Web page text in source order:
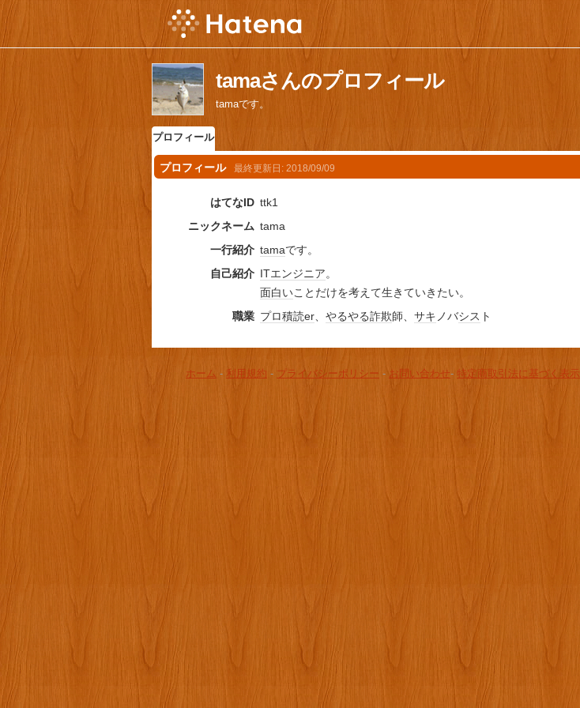
tamaさんのプロフィール
tamaです。
プロフィール
プロフィール 最終更新日: 2018/09/09
はてなID ttk1
ニックネーム tama
一行紹介 tamaです。
自己紹介 ITエンジニア。
面白いことだけを考えて生きていきたい。
職業 プロ積読er、 やるやる詐欺師、 サキ ノバシス ト
ホーム - 利用規約 - プライバシーポリシー - お問い合わせ- 特定商取引法に基づく表示